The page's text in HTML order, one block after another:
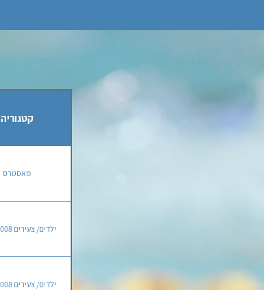
קטגוריה
מאסטרס
ילדים/ צעירים 2013-2008
ילדים/ צעירים 2013-2008